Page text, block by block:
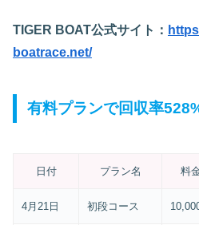
TIGER BOAT公式サイト：
boatrace.net/
有料プランで回収率
日付 プラン名 料
4月21日 初段コース